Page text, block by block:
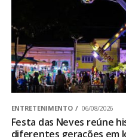
ENTRETENIMENTO 06/08/2026
Festa das Neves reúne
diferentes gerações em